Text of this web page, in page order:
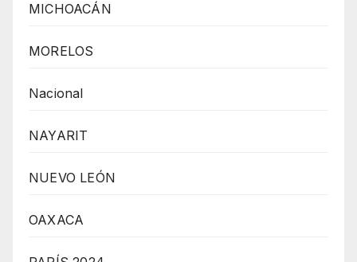
MICHOACÁN
MORELOS
Nacional
NAYARIT
NUEVO LEÓN
OAXACA